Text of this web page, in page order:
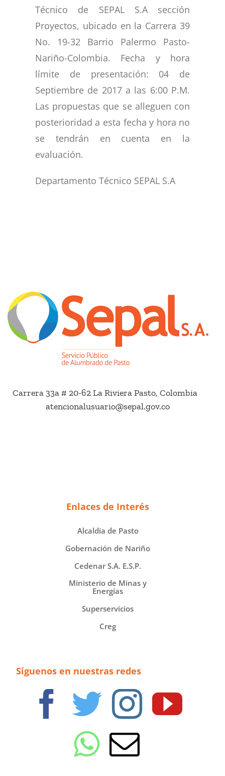
Técnico de SEPAL S.A sección
Proyectos, ubicado en la Carrera 39
No. 19-32 Barrio Palermo Pasto-
Nariño-Colombia. Fecha y hora
límite de presentación: 04 de
Septiembre de 2017 a las 6:00 P.M.
Las propuestas que se alleguen con
posterioridad a esta fecha y hora no
se tendrán en cuenta en la
evaluación.
Departamento Técnico SEPAL S.A
Carrera 33a # 20-62 La Riviera Pasto, Colombia
atencionalusuario@sepal.gov.co
Enlaces de Interés
Alcaldía de Pasto
Gobernación de Nariño
Cedenar S.A. E.S.P.
Ministerio de Minas y
Energías
Superservicios
Creg
Síguenos en nuestras redes